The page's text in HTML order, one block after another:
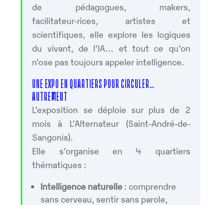
de pédagogues, makers,
facilitateur·rices, artistes et
scientifiques, elle explore les logiques
du vivant, de l’IA… et tout ce qu’on
n’ose pas toujours appeler intelligence.
UNE EXPO EN QUARTIERS POUR CIRCULER…
AUTREMENT
L’exposition se déploie sur plus de 2
mois à L’Alternateur (Saint-André-de-
Sangonis).
Elle s’organise en 4 quartiers
thématiques :
Intelligence naturelle : comprendre
sans cerveau, sentir sans parole,